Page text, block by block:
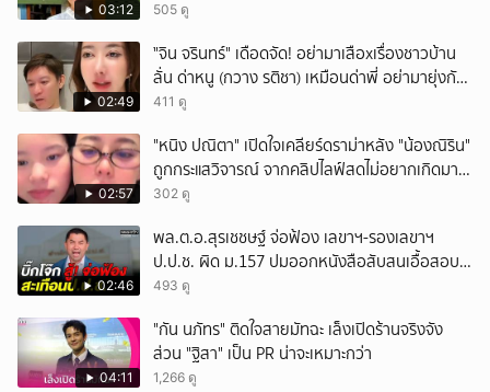
03:12 505 ดู
02:49
ั่"จิน จรินทร์" เดือดจัด! อย่ามาเสือxเรื่องชาวบ้าน
ลั่น ด่าหนู (กวาง รติชา) เหมือนด่าพี่ อย่ามายุ่งกับ
คนของผม จบ!!!
411 ดู
02:57
"หนิง ปณิตา" เปิดใจเคลียร์ดราม่าหลัง "น้องณิริน"
ถูกกระแสวิจารณ์ จากคลิปไลฟ์สดไม่อยากเกิดมา
หน้าเหมือนพ่อ
302 ดู
02:46
พล.ต.อ.สุรเชชษฐ์ จ่อฟ้อง เลขาฯ-รองเลขาฯ
ป.ป.ช. ผิด ม.157 ปมออกหนังสือสับสนเอื้อสอบ
คดีซ้ำซ้อน
493 ดู
04:11
"กัน นภัทร" ติดใจสายมัทฉะ เล็งเปิดร้านจริงจัง
ส่วน "ฐิสา" เป็น PR น่าจะเหมาะกว่า
1,266 ดู